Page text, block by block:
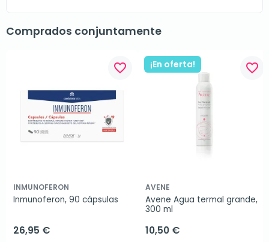
Comprados conjuntamente
favorite_border
INMUNOFERON
Inmunoferon, 90 cápsulas
26,95 €
¡En oferta! favorite_border
AVENE
Avene Agua termal grande,
300 ml
10,50 €